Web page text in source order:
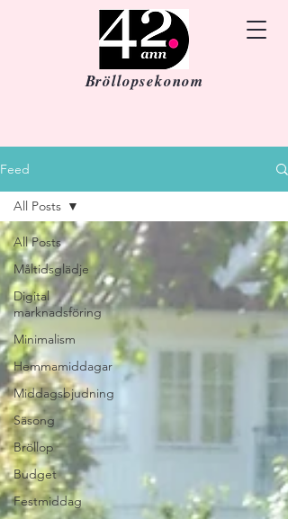
Bröllopsekonom
Feed
All Posts
Måltidsglädje
Digital
marknadsföring
Minimalism
Hemmamiddagar
Middagsbjudning
Säsong
Bröllop
Budget
Festmiddag
All Posts